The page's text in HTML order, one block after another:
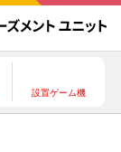
設置ゲーム機